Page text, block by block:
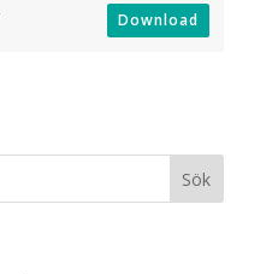
Download